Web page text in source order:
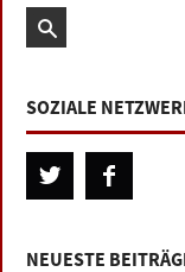
SOZIALE
NEUESTE